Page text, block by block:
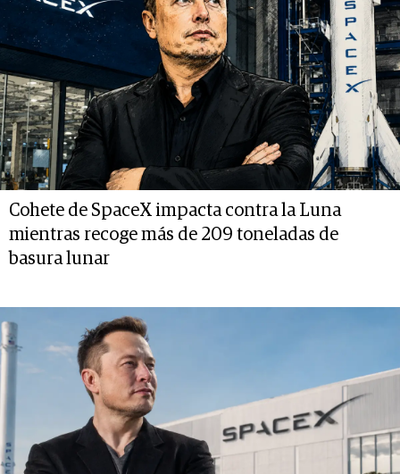
Cohete de SpaceX impacta contra la Luna
mientras recoge más de 209 toneladas de
basura lunar